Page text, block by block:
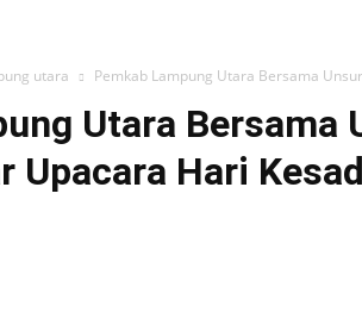
utara Pemkab Lampung Utara Bersama
Utara Bersama
Upacara Hari